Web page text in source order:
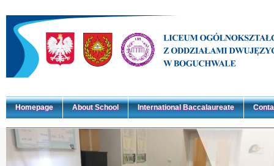
Homepage About School International Baccalaureate